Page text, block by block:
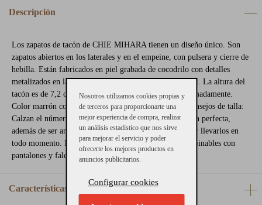
Descripción
Los zapatos de tacón de CHIE MIHARA tienen un diseño único. Son
zapatos abiertos en los laterales y en el empeine, con pulsera y cierre de
hebilla. Están fabricados en piel grabada de cocodrilo con detalles
metalizados en la pala. Los forros y la planta son de piel. La altura del
tacón es de 7,2 cm y la plataforma mide 1,8 cm aproximadamente.
Color marrón con detalles multicolor y color negro. Consejos de talla:
Calzan el número. Estos zapatos tienen la altura de tacón perfecta,
además de ser anchos, y la sujeción necesario para poder llevarlos en
todo momento. Estos zapatos son muy verstáiles y combinables con
pantalones y faldas.
Características
Nosotros utilizamos cookies propias y
de terceros para proporcionarte una
mejor experiencia de compra, realizar
un análisis estadístico que nos sirve
para mejorar el servicio y poder
ofrecerte los mejores productos en
anuncios publicitarios.
Configurar cookies